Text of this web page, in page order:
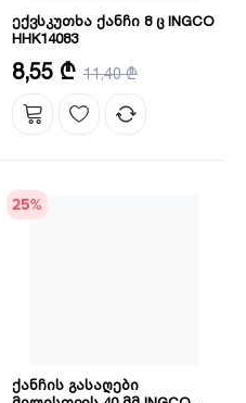
ექვსკუთხა ქანჩი 8 ც INGCO
HHK14083
ზომა: T9-T40
მასალა: CRV
8,55 ₾ 11,40 ₾
25%
ქანჩის გასაღები